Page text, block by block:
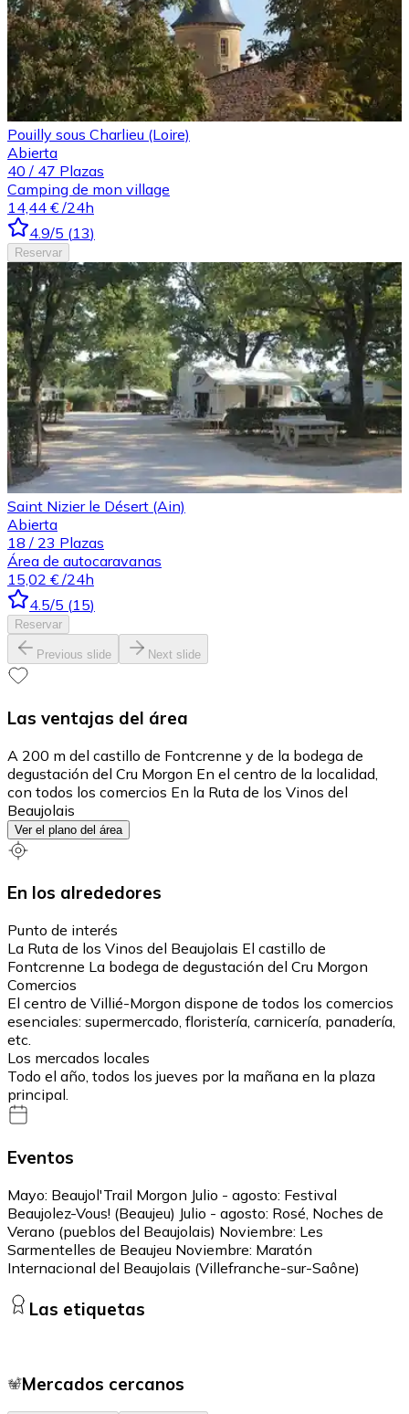
Pouilly sous Charlieu (Loire)
Abierta
40 / 47 Plazas
Camping de mon village
14,44 € /24h
4.9/5 (13)
Reservar
Saint Nizier le Désert (Ain)
Abierta
18 / 23 Plazas
Área de autocaravanas
15,02 € /24h
4.5/5 (15)
Reservar
Previous slide Next slide
Las ventajas del área
A 200 m del castillo de Fontcrenne y de la bodega de
degustación del Cru Morgon En el centro de la localidad,
con todos los comercios En la Ruta de los Vinos del
Beaujolais
Ver el plano del área
En los alrededores
Punto de interés
La Ruta de los Vinos del Beaujolais El castillo de
Fontcrenne La bodega de degustación del Cru Morgon
Comercios
El centro de Villié-Morgon dispone de todos los comercios
esenciales: supermercado, floristería, carnicería, panadería,
etc.
Los mercados locales
Todo el año, todos los jueves por la mañana en la plaza
principal.
Eventos
Mayo: Beaujol'Trail Morgon Julio - agosto: Festival
Beaujolez-Vous! (Beaujeu) Julio - agosto: Rosé, Noches de
Verano (pueblos del Beaujolais) Noviembre: Les
Sarmentelles de Beaujeu Noviembre: Maratón
Internacional del Beaujolais (Villefranche-sur-Saône)
Las etiquetas
Mercados cercanos